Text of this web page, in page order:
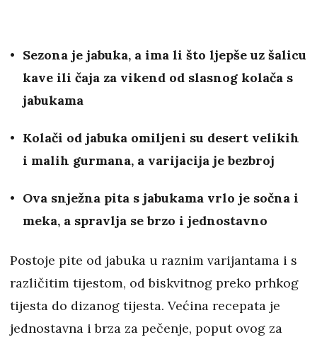
Sezona je jabuka, a ima li što ljepše uz šalicu
kave ili čaja za vikend od slasnog kolača s
jabukama
Kolači od jabuka omiljeni su desert velikih
i malih gurmana, a varijacija je bezbroj
Ova snježna pita s jabukama vrlo je sočna i
meka, a spravlja se brzo i jednostavno
Postoje pite od jabuka u raznim varijantama i s
različitim tijestom, od biskvitnog preko prhkog
tijesta do dizanog tijesta. Većina recepata je
jednostavna i brza za pečenje, poput ovog za